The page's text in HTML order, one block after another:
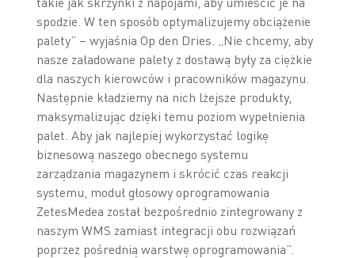
spodzie. W ten sposób optymalizujemy obciążenie
palety” – wyjaśnia Op den Dries. „Nie chcemy, aby
nasze załadowane palety z dostawą były za ciężkie
dla naszych kierowców i pracowników magazynu.
Następnie kładziemy na nich lżejsze produkty,
maksymalizując dzięki temu poziom wypełnienia
palet. Aby jak najlepiej wykorzystać logikę
biznesową naszego obecnego systemu
zarządzania magazynem i skrócić czas reakcji
systemu, moduł głosowy oprogramowania
ZetesMedea został bezpośrednio zintegrowany z
naszym WMS zamiast integracji obu rozwiązań
poprzez pośrednią warstwę oprogramowania”.